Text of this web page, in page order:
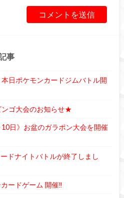
事
日ポケモンカードジムバトル開
ゴ大会のお知らせ★
日》お盆のガラポン大会を開催
ドナイトバトルが終了しまし
ードゲーム 開催‼